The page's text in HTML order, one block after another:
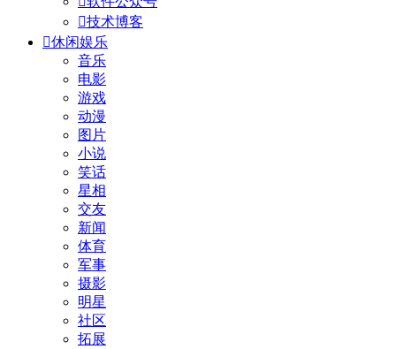
技术博客
休闲娱乐
音乐
电影
游戏
动漫
图片
小说
笑话
星相
交友
新闻
体育
军事
摄影
明星
社区
拓展